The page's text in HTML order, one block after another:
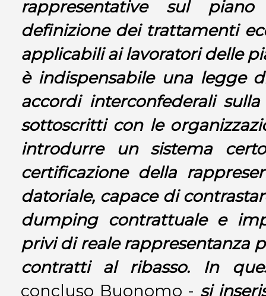
rappresentative sul
definizione dei trattamenti
applicabili ai lavoratori delle
è indispensabile una legge
accordi interconfederali
sottoscritti con le
introdurre un sistema
certificazione della
datoriale, capace di
dumping contrattuale e
privi di reale rappresentanza
contratti al ribasso. In
concluso Buonomo - si